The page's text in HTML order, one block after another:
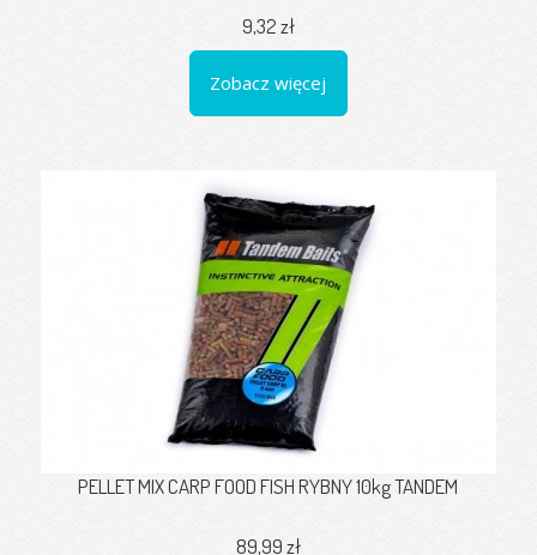
9,32 zł
Zobacz więcej
PELLET MIX CARP FOOD FISH RYBNY 10kg TANDEM
89,99 zł